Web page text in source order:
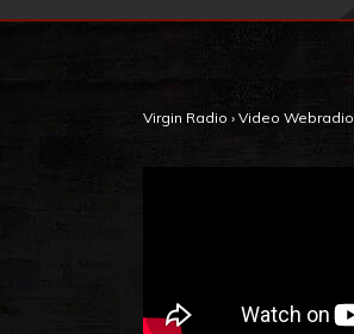
Virgin Radio › Video Webradio